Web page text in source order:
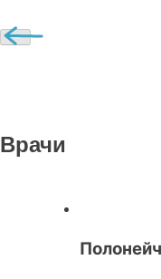
Врачи